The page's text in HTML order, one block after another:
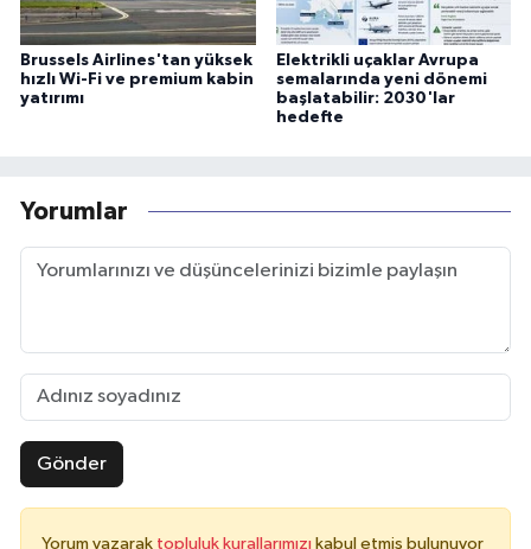
Brussels Airlines'tan yüksek
hızlı Wi-Fi ve premium kabin
yatırımı
Elektrikli uçaklar Avrupa
semalarında yeni dönemi
başlatabilir: 2030'lar
hedefte
Yorumlar
Gönder
Yorum yazarak topluluk kurallarımızı kabul etmiş bulunuyor